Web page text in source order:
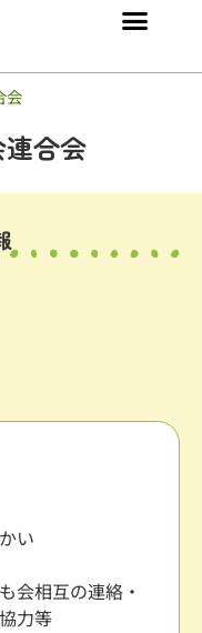
会
合会
い
会相互の連絡・
力等